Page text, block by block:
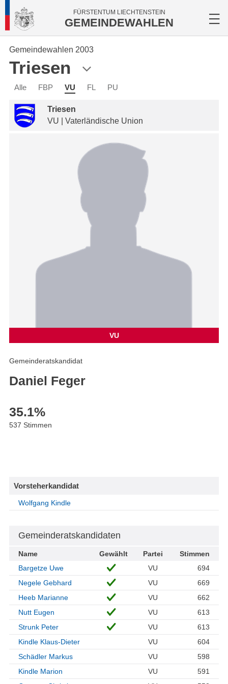
FÜRSTENTUM LIECHTENSTEIN
GEMEINDEWAHLEN
Gemeindewahlen 2003
Triesen
Alle FBP VU FL PU
Triesen
VU | Vaterländische Union
VU
Gemeinderatskandidat
Daniel Feger
35.1%
537 Stimmen
Vorsteherkandidat
Wolfgang Kindle
Gemeinderatskandidaten
Name Gewählt Partei
Stimmen
Bargetze Uwe
VU
694
Negele Gebhard
VU
669
Heeb Marianne
VU
662
Nutt Eugen
VU
613
Strunk Peter
VU
613
Kindle Klaus-Dieter
VU
604
Schädler Markus
VU
598
Kindle Marion
VU
591